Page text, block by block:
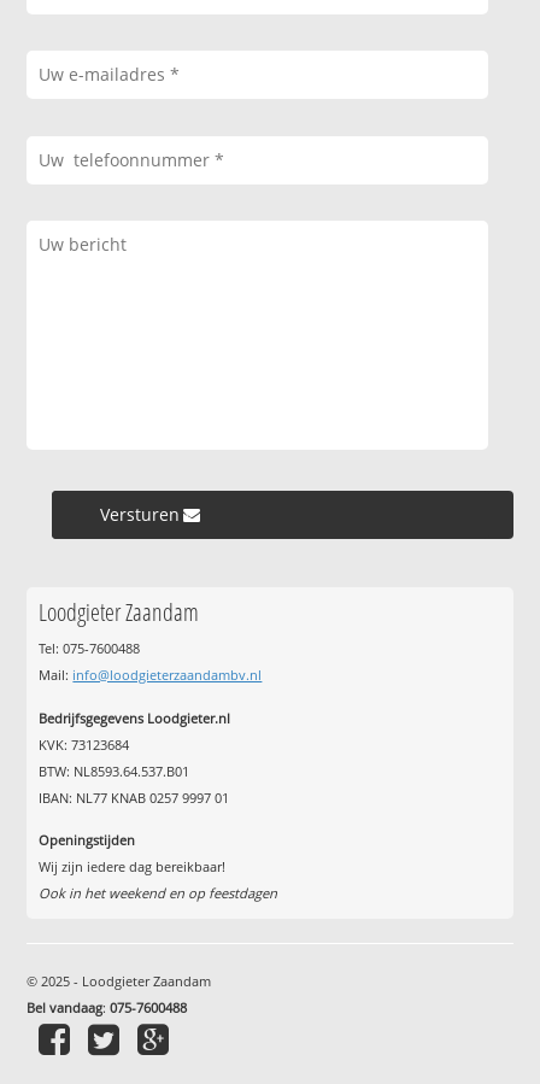
Versturen »
Loodgieter Zaandam
Tel: 075-7600488
Mail: info@loodgieterzaandambv.nl
Bedrijfsgegevens Loodgieter.nl
KVK: 73123684
BTW: NL8593.64.537.B01
IBAN: NL77 KNAB 0257 9997 01
Openingstijden
Wij zijn iedere dag bereikbaar!
Ook in het weekend en op feestdagen
© 2025 - Loodgieter Zaandam
Bel vandaag:075-7600488